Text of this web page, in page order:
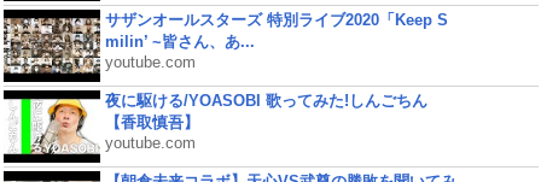
サザンオールスターズ 特別ライブ2020「Keep S
milin’ ~皆さん、あ...
youtube.com
夜に駆ける/YOASOBI 歌ってみた!しんごちん
【香取慎吾】
youtube.com